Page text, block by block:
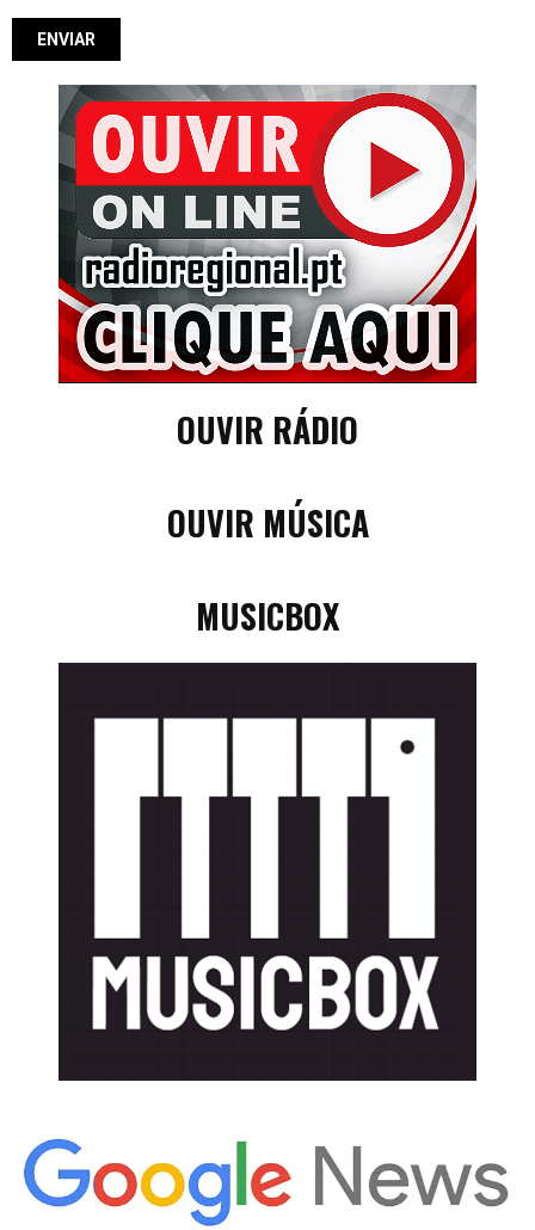
OUVIR RÁDIO
OUVIR MÚSICA
MUSICBOX